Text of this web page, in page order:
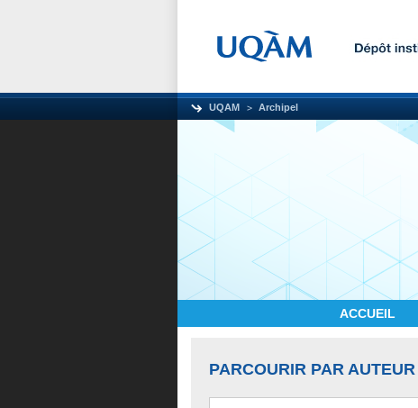
UQAM Archipel
ACCUEIL
PARCOURIR PAR AUTEUR